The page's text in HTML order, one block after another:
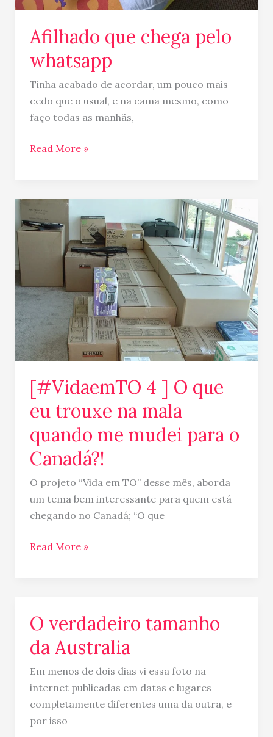
Afilhado que chega pelo
whatsapp
Tinha acabado de acordar, um pouco mais
cedo que o usual, e na cama mesmo, como
faço todas as manhãs,
Read More »
[#VidaemTO 4 ] O que
eu trouxe na mala
quando me mudei para o
Canadá?!
O projeto “Vida em TO” desse mês, aborda
um tema bem interessante para quem está
chegando no Canadá; “O que
[#VidaemTO
4
eu
trouxe
na
mala
quando
mudei
o
Canadá?!
Read More »
O verdadeiro tamanho
da Australia
Em menos de dois dias vi essa foto na
internet publicadas em datas e lugares
completamente diferentes uma da outra, e
por isso
O
tamanho
da
Australia